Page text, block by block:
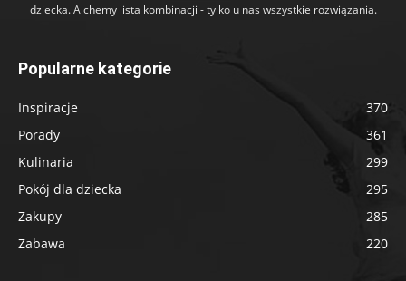
dziecka. Alchemy lista kombinacji - tylko u nas wszystkie rozwiązania.
Popularne kategorie
Inspiracje
370
Porady
361
Kulinaria
299
Pokój dla dziecka
295
Zakupy
285
Zabawa
220